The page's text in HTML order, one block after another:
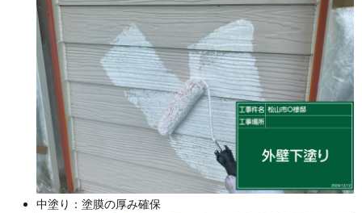
中塗り：塗膜の厚み確保